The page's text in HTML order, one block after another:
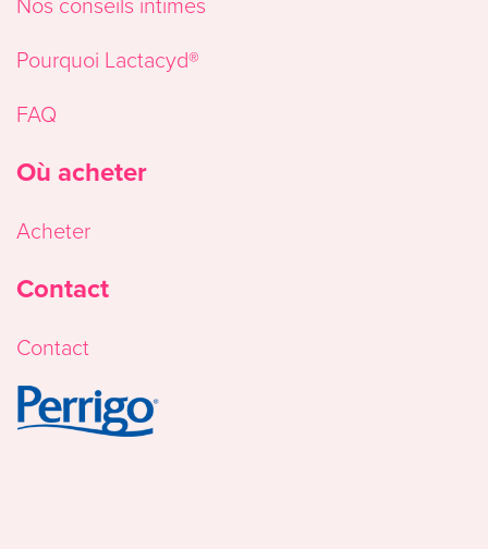
Pourquoi Lactacyd®
FAQ
Où acheter
Acheter
Contact
Contact
Image